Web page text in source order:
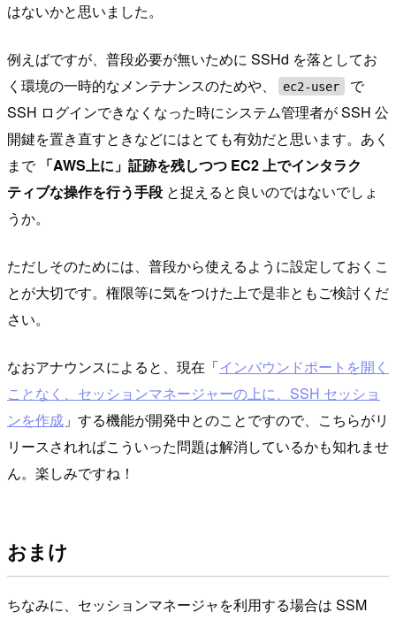
はないかと思いました。
例えばですが、普段必要が無いために SSHd を落としてお
く環境の一時的なメンテナンスのためや、
ec2-user
で
SSH ログインできなくなった時にシステム管理者が SSH 公
開鍵を置き直すときなどにはとても有効だと思います。あく
まで 「AWS上に」証跡を残しつつ EC2 上でインタラク
ティブな操作を行う手段 と捉えると良いのではないでしょ
うか。
ただしそのためには、普段から使えるように設定しておくこ
とが大切です。権限等に気をつけた上で是非ともご検討くだ
さい。
なおアナウンスによると、現在「インバウンドポートを開く
ことなく、セッションマネージャーの上に、SSH セッショ
ンを作成 」する機能が開発中とのことですので、こちらがリ
リースされればこういった問題は解消しているかも知れませ
ん。楽しみですね！
おまけ
ちなみに、セッションマネージャを利用する場合は SSM